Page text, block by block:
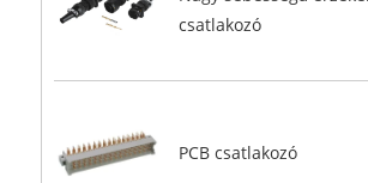
csatlakozó
PCB csatlakozó